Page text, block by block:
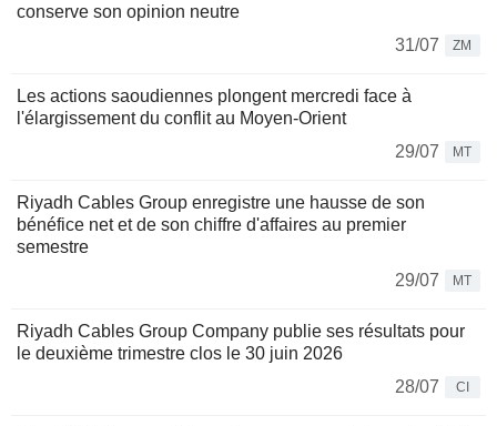
conserve son opinion neutre
31/07
ZM
Les actions saoudiennes plongent mercredi face à
l'élargissement du conflit au Moyen-Orient
29/07
MT
Riyadh Cables Group enregistre une hausse de son
bénéfice net et de son chiffre d'affaires au premier
semestre
29/07
MT
Riyadh Cables Group Company publie ses résultats pour
le deuxième trimestre clos le 30 juin 2026
28/07
CI